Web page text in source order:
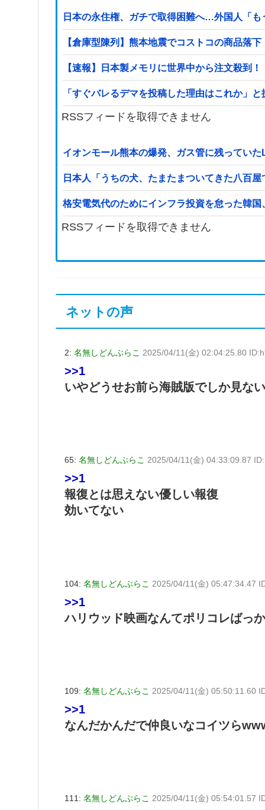
日本の永住権、ガチで取得困難へ…外国人「も
【倉庫型陳列】熊本地震でコストコの商品落
【速報】日本製メモリに世界中から注文殺到
「すぐバレるデマを投稿した理由はこれか」
RSSフィードを取得できません
イオンモール熊本の爆発、ガス管に残ってい
日本人「うちの犬、たまたまついてきた八百
格安電気代のためにインフラ投資を怠った韓
RSSフィードを取得できません
ネットの声
2: 名無しどんぶらこ 2025/04/11(金) 02:04:25.80
>>1
いやどうせお前ら海賊版でしか見な
65: 名無しどんぶらこ 2025/04/11(金) 04:33:09.87
>>1
報復とは思えない優しい報復
効いてない
104: 名無しどんぶらこ 2025/04/11(金) 05:47:34.47
>>1
ハリウッド映画なんてポリコレばっ
109: 名無しどんぶらこ 2025/04/11(金) 05:50:11.60
>>1
なんだかんだで仲良いなコイツら
111: 名無しどんぶらこ 2025/04/11(金) 05:54:01.57